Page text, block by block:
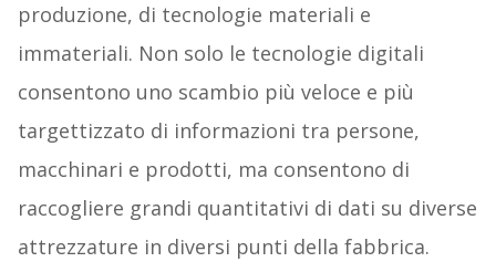
produzione, di tecnologie materiali e
immateriali. Non solo le tecnologie digitali
consentono uno scambio più veloce e più
targettizzato di informazioni tra persone,
macchinari e prodotti, ma consentono di
raccogliere grandi quantitativi di dati su diverse
attrezzature in diversi punti della fabbrica.